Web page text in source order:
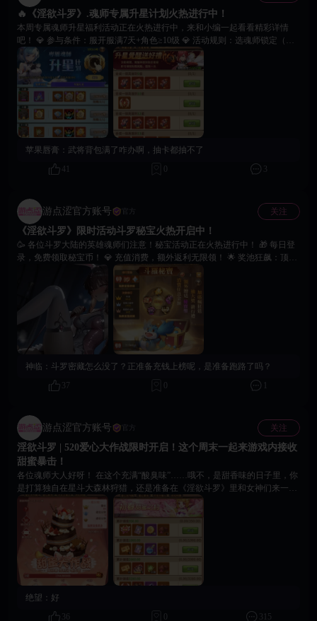
🔥《淫欲斗罗》.魂师专属升星计划火热进行中！
本周专属魂师升星福利活动正在火热进行中，来和小编一起看看精彩详情
吧！ 💎 参与条件：服开服满7天+角色≥10级 💎 活动规则：选魂师锁定（锁
定前可换），升星至指定等级领奖励、解锁专属礼包 💎 活动福利：升星领
免费奖励；解锁高性价比升星礼包；觉醒/合成达标额外领奖 💎 注意事项：
活动限7天；锁定后不可改，每位魂师仅参与1次；置换魂师也可参与 🙌 建
议各位魂师大人及时参与，合理规划升星策略，登录游戏锁定心仪魂师，开
启高效升星之路，在淫欲斗罗的冒险中更胜一筹吧！
苹果唇膏： 武将背包满了咋办啊，抽卡都抽不了
41
0 3
游点涩官方账号 官方 关注
《淫欲斗罗》限时活动斗罗秘宝火热开启中！
🥳 各位斗罗大陆的英雄魂师们注意！秘宝活动正在火热进行中！ 🎁 每日登
录，免费领取秘宝币！ 💎 充值消费，额外返利无限领！ 🌟 奖池狂飙：顶级
符文、橙色魂兽自选、5星英魂自选…毕业级资源等你来抽！ 📈 累计抽取领
进度奖励，更可冲击全服排行榜，赢取限定荣耀！ 🙌 活动福利诚意满满，
参与机会稍纵即逝。立即登录18game游戏平台，开启斗罗秘宝寻觅之旅！
神临： 斗罗密藏怎么没了？正准备充钱上榜呢，是准备跑路了吗？
37
游点涩官方账号 官方 关注
淫欲斗罗 | 520爱心大作战限时开启！这个周末一起来游戏内接收
甜蜜暴击！
各位魂师大人好呀！ 在这个充满“酸臭味”……哦不，是甜香味的日子里，你
是打算独自在星斗大森林狩猎，还是准备在《淫欲斗罗》里和女神们来一场
浪漫约会？ “520爱心大作战” 现已正式上线！与其在现实里吃柠檬，不如来
游戏里当个称职的“巧克力猎人”，把心意和豪礼一起带回家！ 快速通关指南
心，福利拿得更轻。 3️⃣ 积分冲榜： 1心形巧克力 = 10积分 | 1糖果 = 5积分 | 1
奶油 = 1积分 别忘了去爱心商城把积分币花光，活动结束会清零哦！ 4️⃣ 战
力加成： 配合【初春甜蜜之约】累充活动，拿资源快人一步，稳坐排行榜榜
520，如果让你选一位《斗罗》里的女神送出这份“心形巧克力”，你最想送给
谁？为什么？ 柔骨魅兔 —— 小舞 🐰 幽冥灵猫 —— 朱竹清 🐱 六翼天使
绝望： 好
36
0 315